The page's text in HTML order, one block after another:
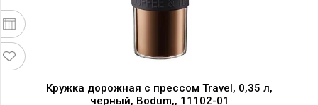
Кружка дорожная с прессом Travel, 0,35 л,
черный, Bodum,, 11102-01